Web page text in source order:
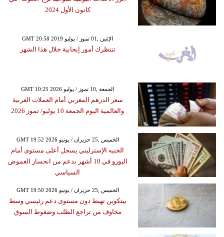
كانون الأول 2024
GMT 20:58 2019 الإثنين ,01 تموز / يوليو
تنتظرك أمور إيجابية خلال هذا الشهر
GMT 10:25 2026 الجمعة ,10 تموز / يوليو
سعر الدرهم المغربي أمام العملات العربية
والعالمية اليوم الجمعة 10 يوليو/ تموز 2026
GMT 19:52 2026 الخميس ,25 حزيران / يونيو
الجنيه الإسترليني يسجل أعلى مستوى أمام
اليورو في 10 أشهر بدعم من انحسار الغموض
السياسي
GMT 19:50 2026 الخميس ,25 حزيران / يونيو
بيتكوين تهبط دون مستوى دعم رئيسي وسط
مخاوف من تراجع الطلب وضغوط السوق